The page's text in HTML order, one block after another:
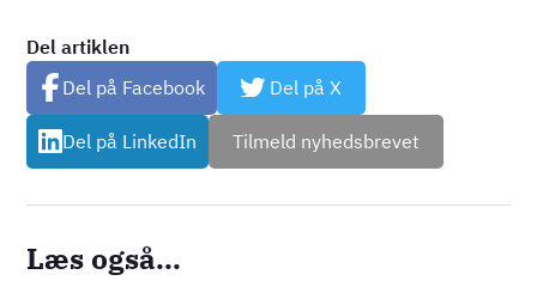
Del artiklen
Del på Facebook
Del på X
Del på LinkedIn Tilmeld nyhedsbrevet
Læs også...